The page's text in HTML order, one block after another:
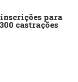
para
castrações